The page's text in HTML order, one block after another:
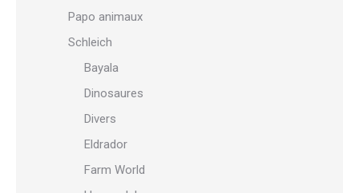
Papo animaux
Schleich
Bayala
Dinosaures
Divers
Eldrador
Farm World